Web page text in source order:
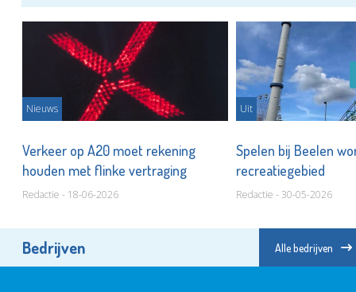
Nieuws
Verkeer op A20 moet rekening
houden met flinke vertraging
Redactie - 18-06-2026
Uit
Spelen bij Beelen
recreatiegebied
Redactie - 30-05-2026
Bedrijven Alle bedrijven